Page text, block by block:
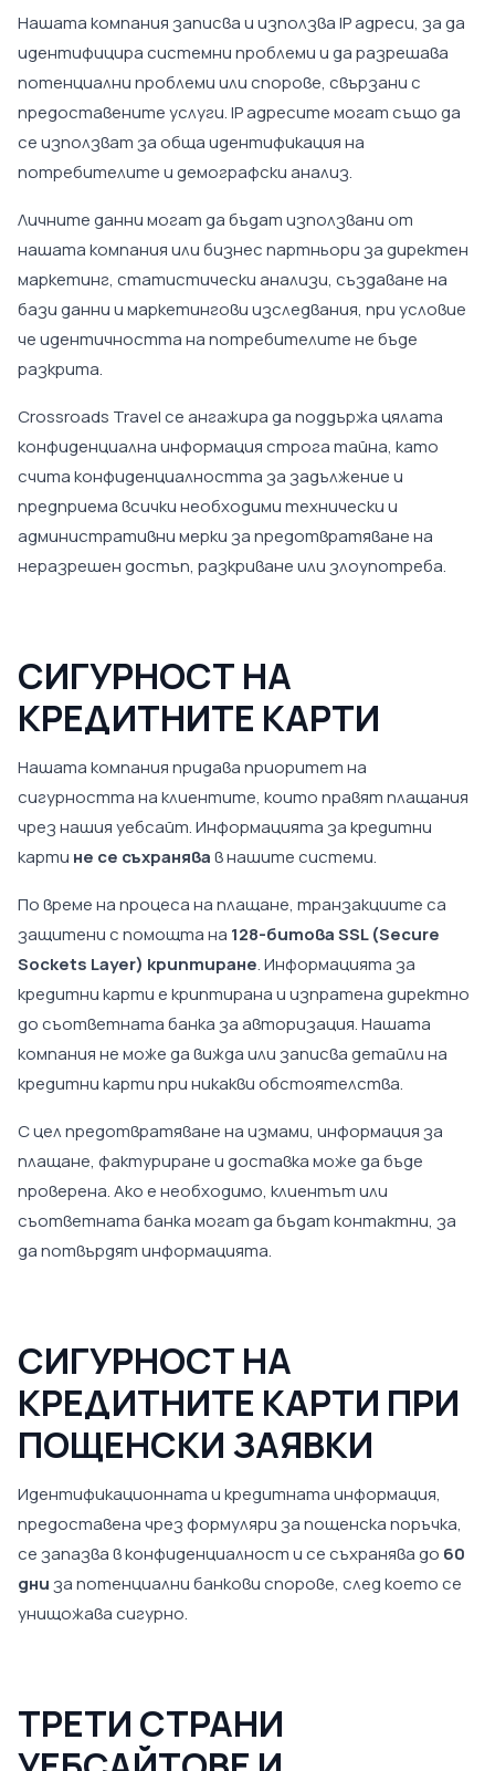
Нашата компания записва и използва IP адреси, за да
идентифицира системни проблеми и да разрешава
потенциални проблеми или спорове, свързани с
предоставените услуги. IP адресите могат също да
се използват за обща идентификация на
потребителите и демографски анализ.
Личните данни могат да бъдат използвани от
нашата компания или бизнес партньори за директен
маркетинг, статистически анализи, създаване на
бази данни и маркетингови изследвания, при условие
че идентичността на потребителите не бъде
разкрита.
Crossroads Travel се ангажира да поддържа цялата
конфиденциална информация строга тайна, като
счита конфиденциалността за задължение и
предприема всички необходими технически и
административни мерки за предотвратяване на
неразрешен достъп, разкриване или злоупотреба.
СИГУРНОСТ НА
КРЕДИТНИТЕ КАРТИ
Нашата компания придава приоритет на
сигурността на клиентите, които правят плащания
чрез нашия уебсайт. Информацията за кредитни
карти не се съхранявав нашите системи.
По време на процеса на плащане, транзакциите са
защитени с помощта на 128-битова SSL (Secure
Sockets Layer) криптиране. Информацията за
кредитни карти е криптирана и изпратена директно
до съответната банка за авторизация. Нашата
компания не може да вижда или записва детайли на
кредитни карти при никакви обстоятелства.
С цел предотвратяване на измами, информация за
плащане, фактуриране и доставка може да бъде
проверена. Ако е необходимо, клиентът или
съответната банка могат да бъдат контактни, за
да потвърдят информацията.
СИГУРНОСТ НА
КРЕДИТНИТЕ КАРТИ ПРИ
ПОЩЕНСКИ ЗАЯВКИ
Идентификационната и кредитната информация,
предоставена чрез формуляри за пощенска поръчка,
се запазва в конфиденциалност и се съхранява до 60
дни за потенциални банкови спорове, след което се
унищожава сигурно.
ТРЕТИ СТРАНИ